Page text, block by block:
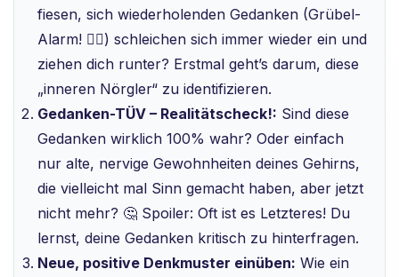
fiesen, sich wiederholenden Gedanken (Grübel-
Alarm! 😵‍💫) schleichen sich immer wieder ein und
ziehen dich runter? Erstmal geht’s darum, diese
„inneren Nörgler“ zu identifizieren.
Gedanken-TÜV – Realitätscheck!: Sind diese
Gedanken wirklich 100% wahr? Oder einfach
nur alte, nervige Gewohnheiten deines Gehirns,
die vielleicht mal Sinn gemacht haben, aber jetzt
nicht mehr? 🤔 Spoiler: Oft ist es Letzteres! Du
lernst, deine Gedanken kritisch zu hinterfragen.
Neue, positive Denkmuster einüben: Wie ein